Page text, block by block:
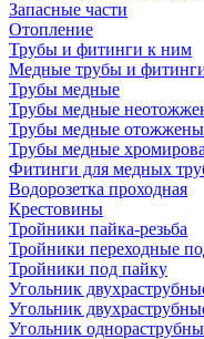
Запасные части
Отопление
Трубы и фитинги к ним
Медные трубы и
Трубы медные
Трубы медные
Трубы медные
Трубы медные
Фитинги для медных
Водорозетка проходная
Крестовины
Тройники пайка-резьба
Тройники переходные
Тройники под пайку
Угольник
Угольник
Угольник